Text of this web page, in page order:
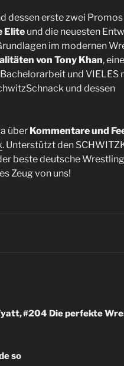
dessen erste zwei
Elite und die neuesten
im modernen
von Tony Khan,
und VIELES
und dessen
über Kommentare und
. Unterstützt den
beste deutsche
Zeug von uns!
so
#204 Die perfekte